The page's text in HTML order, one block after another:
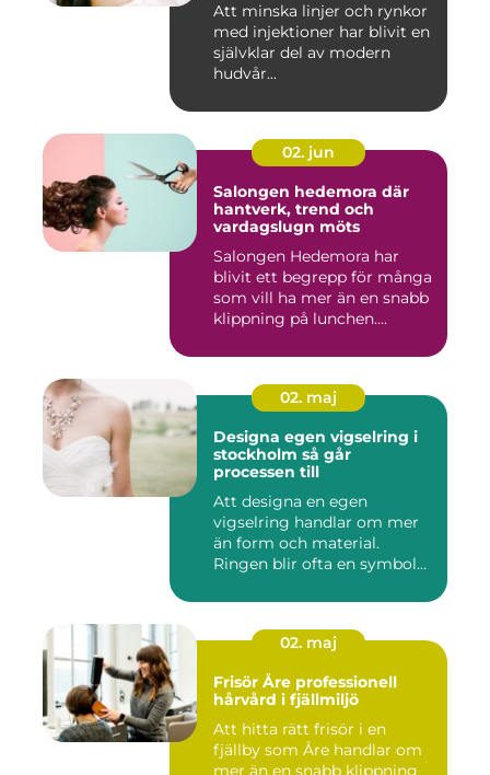
Att minska linjer och rynkor
med injektioner har blivit en
självklar del av modern
hudvår...
02. jun
Salongen hedemora där
hantverk, trend och
vardagslugn möts
Salongen Hedemora har
blivit ett begrepp för många
som vill ha mer än en snabb
klippning på lunchen....
02. maj
Designa egen vigselring i
stockholm så går
processen till
Att designa en egen
vigselring handlar om mer
än form och material.
Ringen blir ofta en symbol
02. maj
Frisör Åre professionell
hårvård i fjällmiljö
Att hitta rätt frisör i en
fjällby som Åre handlar om
mer än en snabb klippning